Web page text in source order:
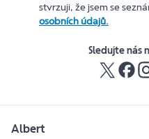
stvrzuji, že jsem se
osobních údajů.
Sledujte nás
Albert